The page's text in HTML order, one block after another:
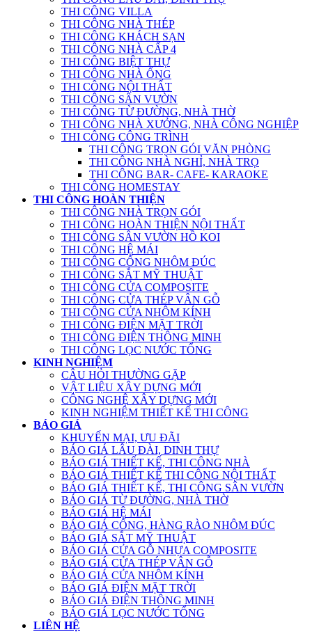
THI CÔNG VILLA
THI CÔNG NHÀ THÉP
THI CÔNG KHÁCH SẠN
THI CÔNG NHÀ CẤP 4
THI CÔNG BIỆT THỰ
THI CÔNG NHÀ ỐNG
THI CÔNG NỘI THẤT
THI CÔNG SÂN VƯỜN
THI CÔNG TỪ ĐƯỜNG, NHÀ THỜ
THI CÔNG NHÀ XƯỞNG, NHÀ CÔNG NGHIỆP
THI CÔNG CÔNG TRÌNH
THI CÔNG TRỌN GÓI VĂN PHÒNG
THI CÔNG NHÀ NGHỈ, NHÀ TRỌ
THI CÔNG BAR- CAFE- KARAOKE
THI CÔNG HOMESTAY
THI CÔNG HOÀN THIỆN
THI CÔNG NHÀ TRỌN GÓI
THI CÔNG HOÀN THIỆN NỘI THẤT
THI CÔNG SÂN VƯỜN HỒ KOI
THI CÔNG HỆ MÁI
THI CÔNG CỔNG NHÔM ĐÚC
THI CÔNG SẮT MỸ THUẬT
THI CÔNG CỬA COMPOSITE
THI CÔNG CỬA THÉP VÂN GỖ
THI CÔNG CỬA NHÔM KÍNH
THI CÔNG ĐIỆN MẶT TRỜI
THI CÔNG ĐIỆN THÔNG MINH
THI CÔNG LỌC NƯỚC TỔNG
KINH NGHIỆM
CÂU HỎI THƯỜNG GẶP
VẬT LIỆU XÂY DỰNG MỚI
CÔNG NGHỆ XÂY DỰNG MỚI
KINH NGHIỆM THIẾT KẾ THI CÔNG
BÁO GIÁ
KHUYẾN MẠI, ƯU ĐÃI
BÁO GIÁ LÂU ĐÀI, DINH THỰ
BÁO GIÁ THIẾT KẾ, THI CÔNG NHÀ
BÁO GIÁ THIẾT KẾ THI CÔNG NỘI THẤT
BÁO GIÁ THIẾT KẾ, THI CÔNG SÂN VƯỜN
BÁO GIÁ TỪ ĐƯỜNG, NHÀ THỜ
BÁO GIÁ HỆ MÁI
BÁO GIÁ CỔNG, HÀNG RÀO NHÔM ĐÚC
BÁO GIÁ SẮT MỸ THUẬT
BÁO GIÁ CỬA GỖ NHỰA COMPOSITE
BÁO GIÁ CỬA THÉP VÂN GỖ
BÁO GIÁ CỬA NHÔM KÍNH
BÁO GIÁ ĐIỆN MẶT TRỜI
BÁO GIÁ ĐIỆN THÔNG MINH
BÁO GIÁ LỌC NƯỚC TỔNG
LIÊN HỆ